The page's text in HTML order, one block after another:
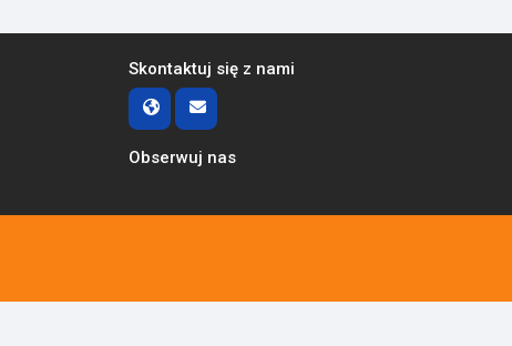
Skontaktuj się z nami
Obserwuj nas